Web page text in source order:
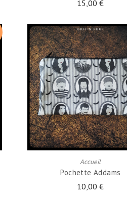
15,00 €
Accueil
Pochette Addams
10,00 €
AJOUTER AU PANIER